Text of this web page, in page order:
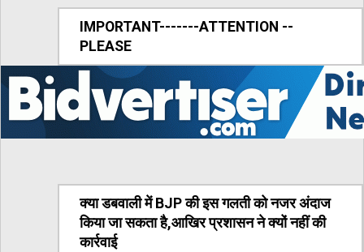
IMPORTANT-------ATTENTION --
PLEASE
क्या डबवाली में BJP की इस गलती को नजर अंदाज
किया जा सकता है,आखिर प्रशासन ने क्यों नहीं की
कार्रवाई